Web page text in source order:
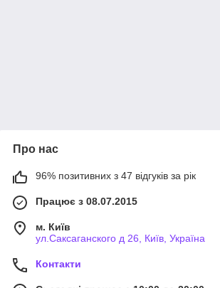
Про нас
96% позитивних з 47 відгуків за рік
Працює з 08.07.2015
м. Київ
ул.Саксаганского д 26, Київ, Україна
Контакти